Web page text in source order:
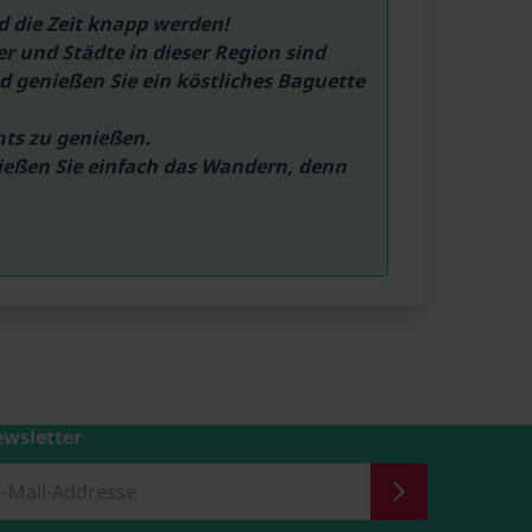
die Zeit knapp werden!
und Städte in dieser Region sind
genießen Sie ein köstliches Baguette
zu genießen.
Sie einfach das Wandern, denn